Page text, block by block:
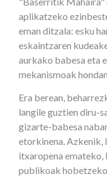
aplikatzeko
eman ditzala: esku
eskaintzaren
aurkako babesa eta
mekanismoak
Era berean,
langile guztien diru-
gizarte-babesa
etorkinena. Azkenik,
itxaropena
publikoak